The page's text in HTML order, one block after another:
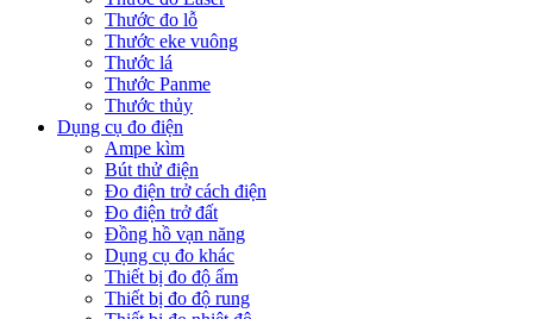
Thước đo lỗ
Thước eke vuông
Thước lá
Thước Panme
Thước thủy
Dụng cụ đo điện
Ampe kìm
Bút thử điện
Đo điện trở cách điện
Đo điện trở đất
Đồng hồ vạn năng
Dụng cụ đo khác
Thiết bị đo độ ẩm
Thiết bị đo độ rung